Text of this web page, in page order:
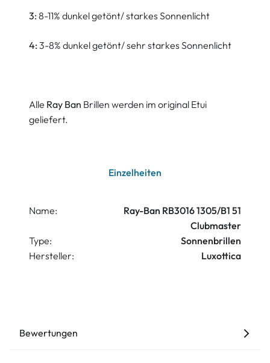
3: 8-11% dunkel getönt/ starkes Sonnenlicht
4: 3-8% dunkel getönt/ sehr starkes Sonnenlicht
Alle Ray Ban Brillen werden im original Etui
geliefert.
Einzelheiten
Name:
Ray-Ban RB3016 1305/B1 51
Clubmaster
Type:
Sonnenbrillen
Hersteller:
Luxottica
Bewertungen